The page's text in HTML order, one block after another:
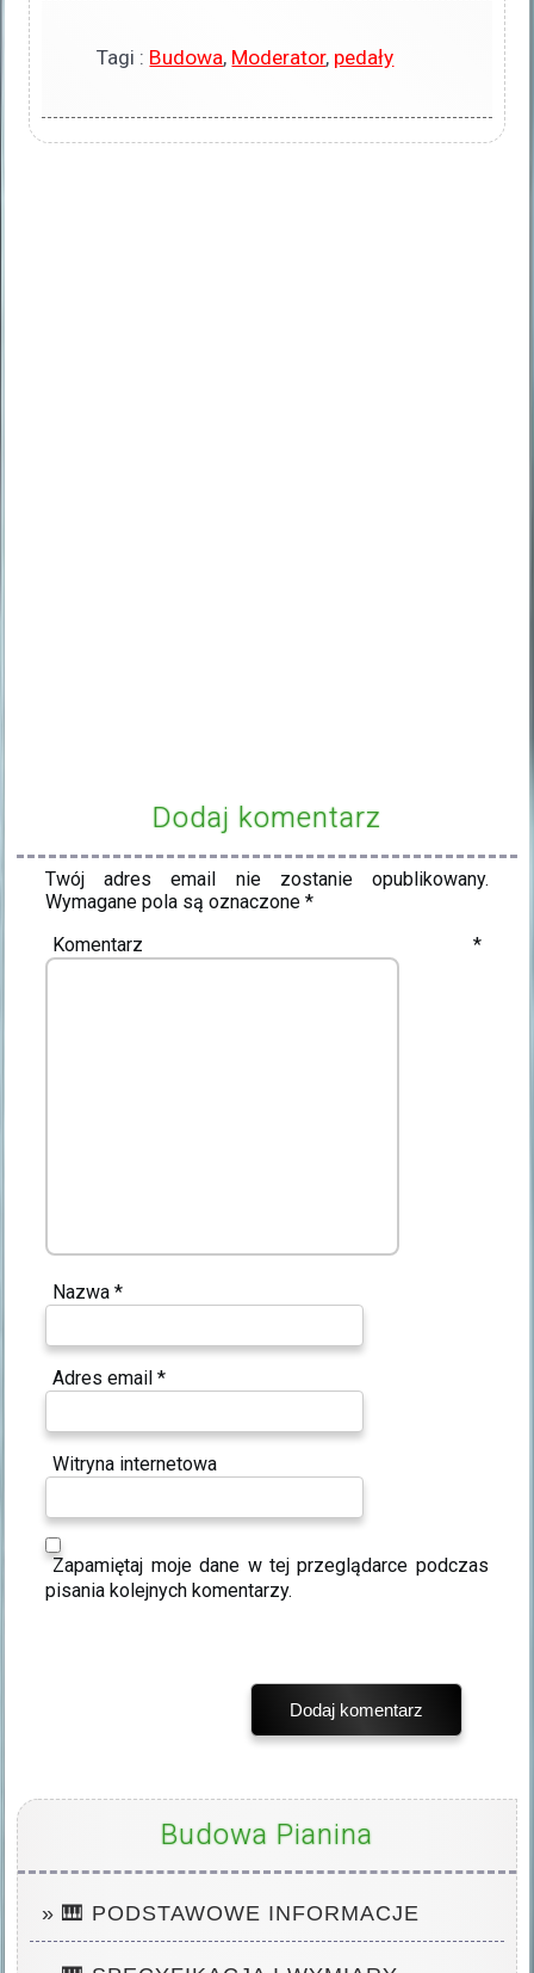
Tagi : Budowa, Moderator, pedały
Dodaj komentarz
Twój adres email nie zostanie opublikowany.
Wymagane pola są oznaczone*
Komentarz *
Nazwa*
Adres email*
Witryna internetowa
Zapamiętaj moje dane w tej przeglądarce podczas
pisania kolejnych komentarzy.
Budowa Pianina
» 🎹 PODSTAWOWE INFORMACJE